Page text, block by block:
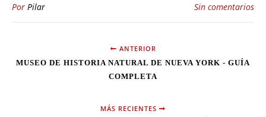
Por Pilar Sin comentarios
ANTERIOR
MUSEO DE HISTORIA NATURAL DE NUEVA YORK - GUÍA
COMPLETA
MÁS RECIENTES